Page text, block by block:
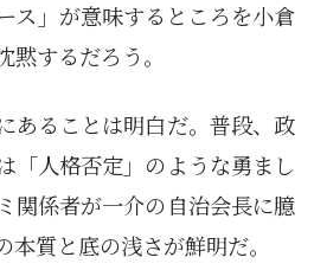
ス」が意味するところを小倉
するだろう。
あることは明白だ。普段、政
「人格否定」のような勇まし
関係者が一介の自治会長に臆
質と底の浅さが鮮明だ。